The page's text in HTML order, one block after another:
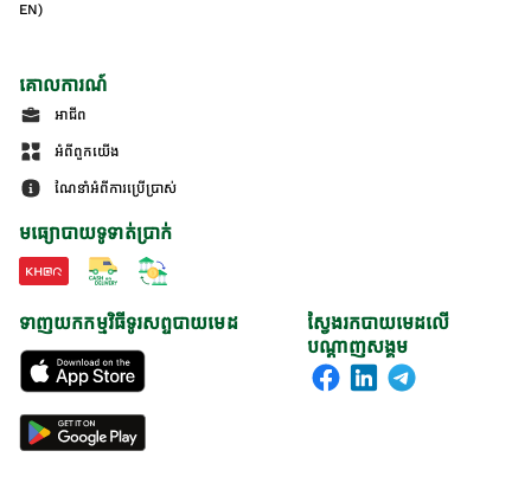
EN)
គោលការណ៍
អាជីព
អំពីពួកយើង
ណែនាំអំពីការប្រើប្រាស់
មធ្យោបាយទូទាត់ប្រាក់
ស្វែងរកបាយមេដលើ
បណ្តាញសង្គម
ទាញយកកម្មវិធីទូរសព្ទបាយមេដ